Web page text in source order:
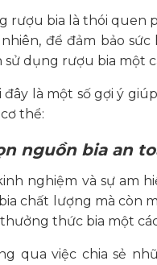
rượu bia là thói quen
để đảm bảo
sử dụng rượu bia một
đây là một số gợi ý
thể:
nguồn bia an
nghiệm và sự am
chất lượng mà còn
thức bia một
qua việc chia sẻ